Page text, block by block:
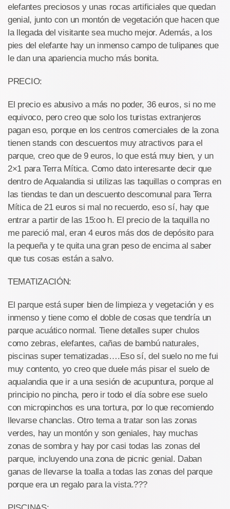
elefantes preciosos y unas rocas artificiales que quedan
genial, junto con un montón de vegetación que hacen que
la llegada del visitante sea mucho mejor. Además, a los
pies del elefante hay un inmenso campo de tulipanes que
le dan una apariencia mucho más bonita.
PRECIO:
El precio es abusivo a más no poder, 36 euros, si no me
equivoco, pero creo que solo los turistas extranjeros
pagan eso, porque en los centros comerciales de la zona
tienen stands con descuentos muy atractivos para el
parque, creo que de 9 euros, lo que está muy bien, y un
2×1 para Terra Mítica. Como dato interesante decir que
dentro de Aqualandia si utilizas las taquillas o compras en
las tiendas te dan un descuento descomunal para Terra
Mítica de 21 euros si mal no recuerdo, eso sí, hay que
entrar a partir de las 15:oo h. El precio de la taquilla no
me pareció mal, eran 4 euros más dos de depósito para
la pequeña y te quita una gran peso de encima al saber
que tus cosas están a salvo.
TEMATIZACIÓN:
El parque está super bien de limpieza y vegetación y es
inmenso y tiene como el doble de cosas que tendría un
parque acuático normal. Tiene detalles super chulos
como zebras, elefantes, cañas de bambú naturales,
piscinas super tematizadas….Eso sí, del suelo no me fui
muy contento, yo creo que duele más pisar el suelo de
aqualandia que ir a una sesión de acupuntura, porque al
principio no pincha, pero ir todo el día sobre ese suelo
con micropinchos es una tortura, por lo que recomiendo
llevarse chanclas. Otro tema a tratar son las zonas
verdes, hay un montón y son geniales, hay muchas
zonas de sombra y hay por casi todas las zonas del
parque, incluyendo una zona de picnic genial. Daban
ganas de llevarse la toalla a todas las zonas del parque
porque era un regalo para la vista.???